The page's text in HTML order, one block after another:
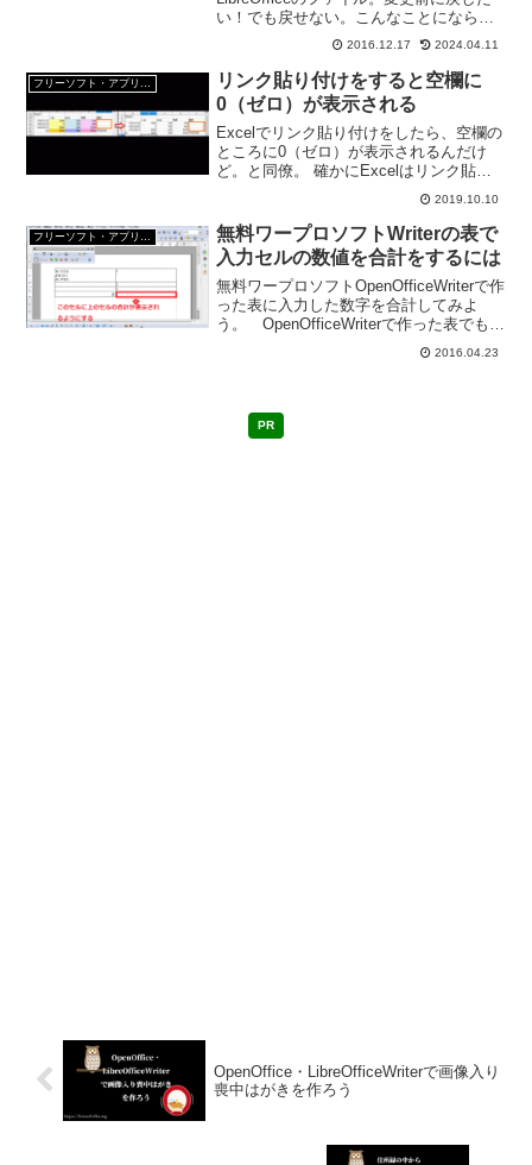
い！でも戻せない。こんなことにならな
いようにLibreOfficeのファイルを保存す
る時に、自動的に元のファイルをバック
アップとして残して保存する方法をご紹
介。
2016.12.17 2024.04.11
リンク貼り付けをすると空欄に
0（ゼロ）が表示される
Excelでリンク貼り付けをしたら、空欄の
ところに0（ゼロ）が表示されるんだけ
ど。と同僚。 確かにExcelはリンク貼り
付けすると、リンク元が空白のセルだ
と、リンク先に0が表示される。でも、0
を表示しないようにするのはそんなに難
しくはない。
2019.10.10
フリーソフト・アプリ・Webサービス
無料ワープロソフトWriterの表で
入力セルの数値を合計をするには
無料ワープロソフトOpenOfficeWriterで作
った表に入力した数字を合計してみよ
う。 OpenOfficeWriterで作った表でも
「表計算ソフト（Excelとか）」で使うよ
うな関数・数式が利用できる。関数を使
2016.04.23
PR
OpenOffice・LibreOfficeWriterで画像入り
喪中はがきを作ろう